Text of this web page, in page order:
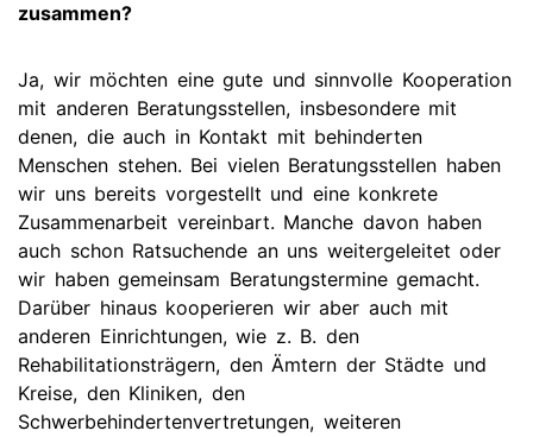
zusammen?
Ja, wir möchten eine gute und sinnvolle Kooperation
mit anderen Beratungsstellen, insbesondere mit
denen, die auch in Kontakt mit behinderten
Menschen stehen. Bei vielen Beratungsstellen haben
wir uns bereits vorgestellt und eine konkrete
Zusammenarbeit vereinbart. Manche davon haben
auch schon Ratsuchende an uns weitergeleitet oder
wir haben gemeinsam Beratungstermine gemacht.
Darüber hinaus kooperieren wir aber auch mit
anderen Einrichtungen, wie z. B. den
Rehabilitationsträgern, den Ämtern der Städte und
Kreise, den Kliniken, den
Schwerbehindertenvertretungen, weiteren